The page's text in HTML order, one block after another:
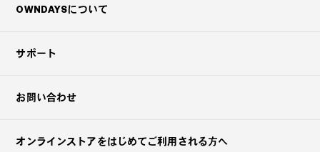
OWNDAYSについて
サポート
お問い合わせ
オンラインストアをはじめてご利用される方へ